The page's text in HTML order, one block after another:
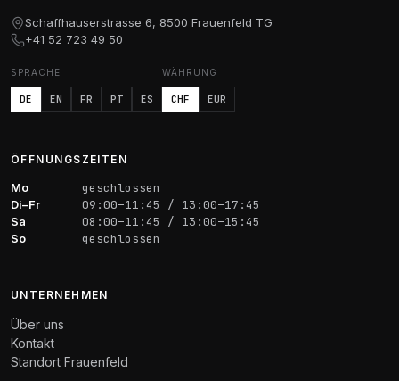
Schaffhauserstrasse 6, 8500 Frauenfeld TG
+41 52 723 49 50
SPRACHE
DE EN FR PT ES
WÄHRUNG
CHF EUR
ÖFFNUNGSZEITEN
Mo geschlossen
Di–Fr 09:00–11:45 / 13:00–17:45
Sa 08:00–11:45 / 13:00–15:45
So geschlossen
UNTERNEHMEN
Über uns
Kontakt
Standort Frauenfeld